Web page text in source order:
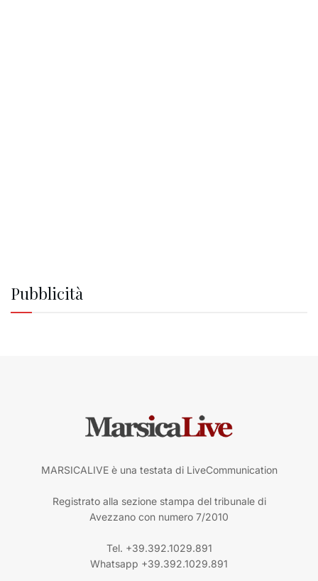
Pubblicità
MARSICALIVE è una testata di LiveCommunication
Registrato alla sezione stampa del tribunale di
Avezzano con numero 7/2010
Tel. +39.392.1029.891
Whatsapp +39.392.1029.891